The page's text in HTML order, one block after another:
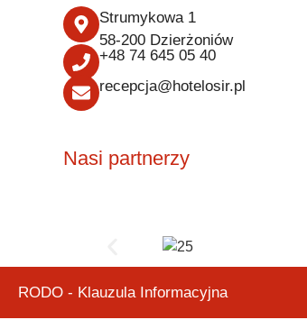
Strumykowa 1
58-200 Dzierżoniów
+48 74 645 05 40
recepcja@hotelosir.pl
Nasi partnerzy
RODO - Klauzula Informacyjna